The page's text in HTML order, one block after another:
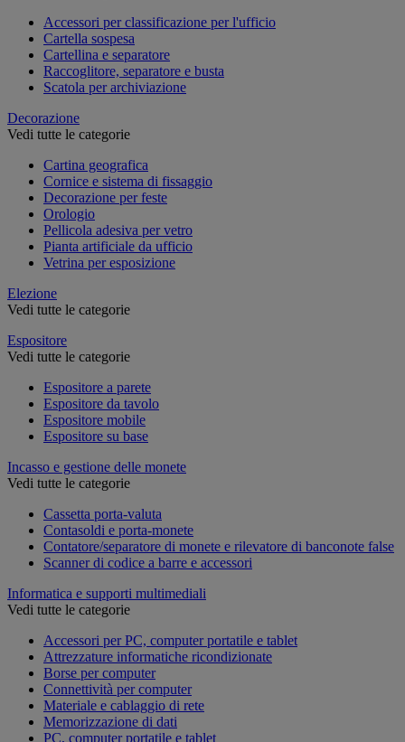
Accessori per classificazione per l'ufficio
Cartella sospesa
Cartellina e separatore
Raccoglitore, separatore e busta
Scatola per archiviazione
Decorazione
Vedi tutte le categorie
Cartina geografica
Cornice e sistema di fissaggio
Decorazione per feste
Orologio
Pellicola adesiva per vetro
Pianta artificiale da ufficio
Vetrina per esposizione
Elezione
Vedi tutte le categorie
Espositore
Vedi tutte le categorie
Espositore a parete
Espositore da tavolo
Espositore mobile
Espositore su base
Incasso e gestione delle monete
Vedi tutte le categorie
Cassetta porta-valuta
Contasoldi e porta-monete
Contatore/separatore di monete e rilevatore di banconote false
Scanner di codice a barre e accessori
Informatica e supporti multimediali
Vedi tutte le categorie
Accessori per PC, computer portatile e tablet
Attrezzature informatiche ricondizionate
Borse per computer
Connettività per computer
Materiale e cablaggio di rete
Memorizzazione di dati
PC, computer portatile e tablet